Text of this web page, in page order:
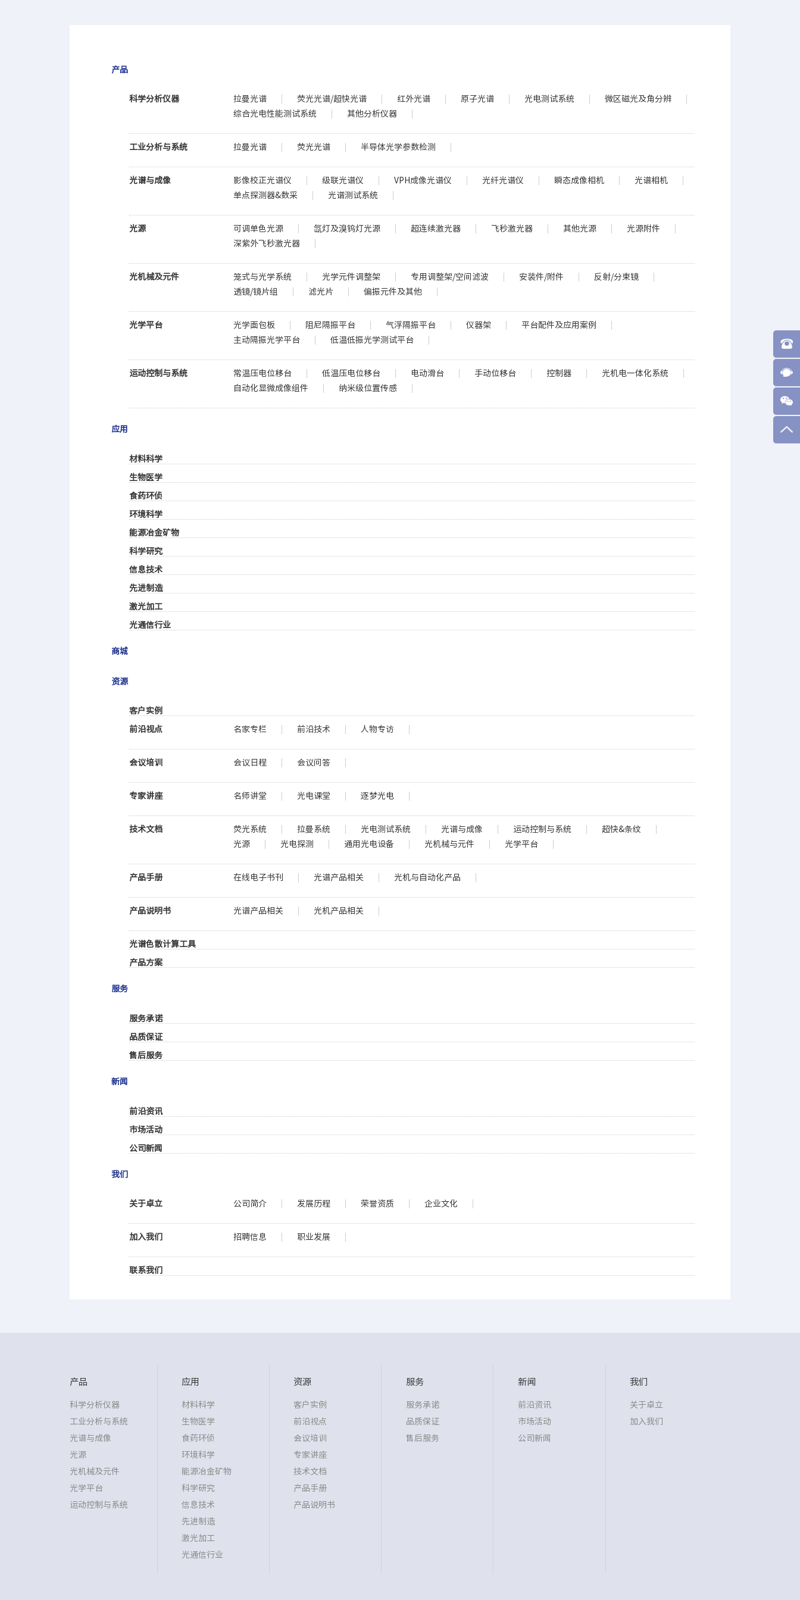
产品
科学分析仪器 拉曼光谱 荧光光谱/超快光谱 红外光谱 原子光谱 光电测试系统
微区磁光及角分辨
综合光电性能测试系统
其他分析仪器
工业分析与系统 拉曼光谱 荧光光谱 半导体光学参数检测
光谱与成像 影像校正光谱仪 级联光谱仪 VPH成像光谱仪 光纤光谱仪 瞬态成像相机
光谱相机
单点探测器&数采
光谱测试系统
光源 可调单色光源 氙灯及溴钨灯光源 超连续激光器 飞秒激光器 其他光源
光源附件
深紫外飞秒激光器
光机械及元件 笼式与光学系统 光学元件调整架 专用调整架/空间滤波 安装件/附件
反射/分束镜
透镜/镜片组
滤光片 偏振元件及其他
光学平台 光学面包板 阻尼隔振平台 气浮隔振平台 仪器架
平台配件及应用案例
主动隔振光学平台
低温低振光学测试平台
运动控制与系统 常温压电位移台 低温压电位移台 电动滑台 手动位移台 控制器
光机电一体化系统
自动化显微成像组件
纳米级位置传感
应用
材料科学
生物医学
食药环侦
环境科学
能源冶金矿物
科学研究
信息技术
先进制造
激光加工
光通信行业
商城
资源
客户实例
前沿视点 名家专栏 前沿技术 人物专访
会议培训 会议日程 会议问答
专家讲座 名师讲堂 光电课堂 逐梦光电
技术文档 荧光系统 拉曼系统 光电测试系统 光谱与成像 运动控制与系统
超快&条纹
光源
光电探测 通用光电设备 光机械与元件 光学平台
产品手册 在线电子书刊 光谱产品相关 光机与自动化产品
产品说明书 光谱产品相关 光机产品相关
光谱色散计算工具
产品方案
服务
服务承诺
品质保证
售后服务
新闻
前沿资讯
市场活动
公司新闻
我们
关于卓立 公司简介 发展历程 荣誉资质 企业文化
加入我们 招聘信息 职业发展
联系我们
产品
科学分析仪器
工业分析与系统
光谱与成像
光源
光机械及元件
光学平台
运动控制与系统
应用
材料科学
生物医学
食药环侦
环境科学
能源冶金矿物
科学研究
信息技术
先进制造
激光加工
光通信行业
资源
客户实例
前沿视点
会议培训
专家讲座
技术文档
产品手册
产品说明书
服务
服务承诺
品质保证
售后服务
新闻
前沿资讯
市场活动
公司新闻
我们
关于卓立
加入我们